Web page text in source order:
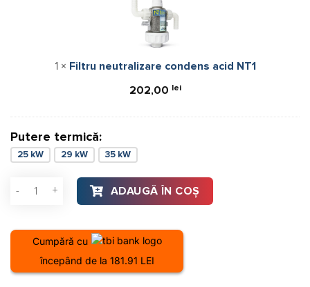
condens
acid
1 × Filtru neutralizare condens acid NT1
202,00 lei
Putere termică:
25 kW 29 kW 35 kW
Cantitate Centrala termica Motan Condens Plus 100 29 kW
ADAUGĂ ÎN COȘ
Cumpără cu
începând de la 181.91 LEI